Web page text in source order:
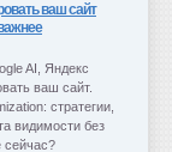
ваш сайт
AI, Яндекс
ваш сайт.
стратегии,
видимости без
сейчас?